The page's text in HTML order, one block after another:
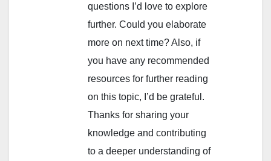
questions I’d love to explore
further. Could you elaborate
more on next time? Also, if
you have any recommended
resources for further reading
on this topic, I’d be grateful.
Thanks for sharing your
knowledge and contributing
to a deeper understanding of